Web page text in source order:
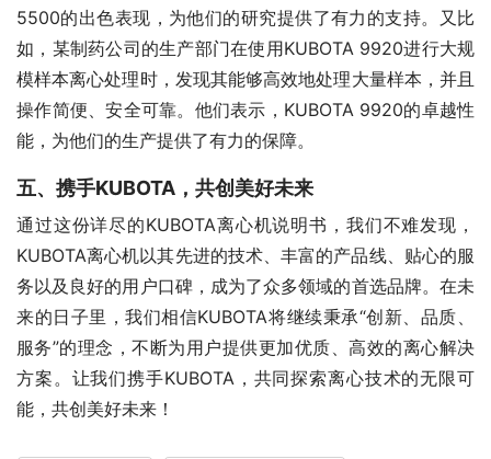
5500的出色表现，为他们的研究提供了有力的支持。又比
如，某制药公司的生产部门在使用KUBOTA 9920进行大规
模样本离心处理时，发现其能够高效地处理大量样本，并且
操作简便、安全可靠。他们表示，KUBOTA 9920的卓越性
能，为他们的生产提供了有力的保障。
五、携手KUBOTA，共创美好未来
通过这份详尽的KUBOTA离心机说明书，我们不难发现，
KUBOTA离心机以其先进的技术、丰富的产品线、贴心的服
务以及良好的用户口碑，成为了众多领域的首选品牌。在未
来的日子里，我们相信KUBOTA将继续秉承“创新、品质、
服务”的理念，不断为用户提供更加优质、高效的离心解决
方案。让我们携手KUBOTA，共同探索离心技术的无限可
能，共创美好未来！